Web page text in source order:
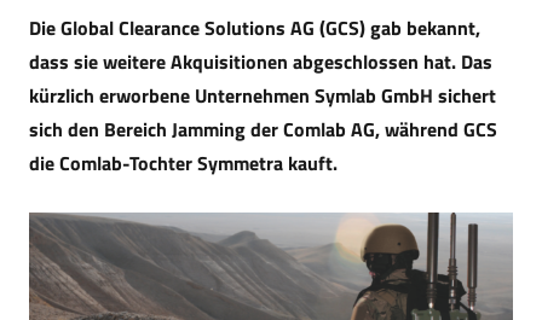
Die Global Clearance Solutions AG (GCS) gab bekannt,
dass sie weitere Akquisitionen abgeschlossen hat. Das
kürzlich erworbene Unternehmen Symlab GmbH sichert
sich den Bereich Jamming der Comlab AG, während GCS
die Comlab-Tochter Symmetra kauft.